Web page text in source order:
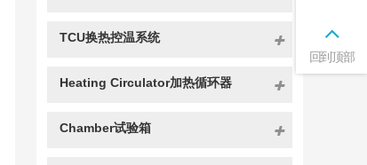
TCU换热控温系统
Heating Circulator加热循环器
Chamber试验箱
回到顶部